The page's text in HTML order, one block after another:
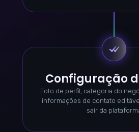
Configuração
Foto de perfil, categoria do
informações de contato
sair da